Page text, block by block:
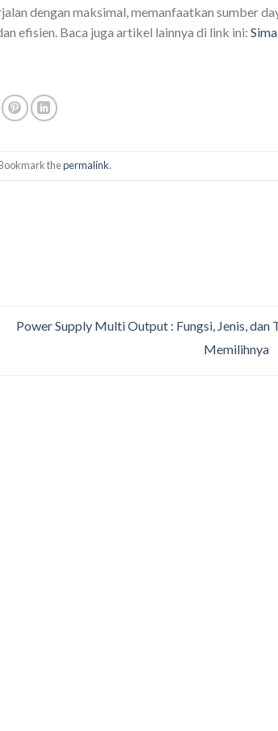
dengan maksimal, memanfaatkan sumber
efisien. Baca juga artikel lainnya di link ini:
thepermalink.
Power Supply Multi Output : Fungsi, Jenis, dan
Memilihnya